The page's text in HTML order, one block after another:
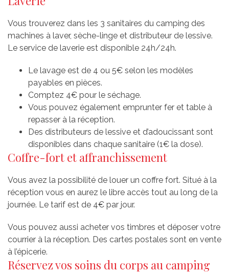
Vous trouverez dans les 3 sanitaires du camping des
machines à laver, sèche-linge et distributeur de lessive.
Le service de laverie est disponible 24h/24h.
Le lavage est de 4 ou 5€ selon les modèles
payables en pièces.
Comptez 4€ pour le séchage.
Vous pouvez également emprunter fer et table à
repasser à la réception.
Des distributeurs de lessive et d’adoucissant sont
disponibles dans chaque sanitaire (1€ la dose).
Coffre-fort et affranchissement
Vous avez la possibilité de louer un coffre fort. Situé à la
réception vous en aurez le libre accès tout au long de la
journée. Le tarif est de 4€ par jour.
Vous pouvez aussi acheter vos timbres et déposer votre
courrier à la réception. Des cartes postales sont en vente
à l’épicerie.
Réservez vos soins du corps au camping